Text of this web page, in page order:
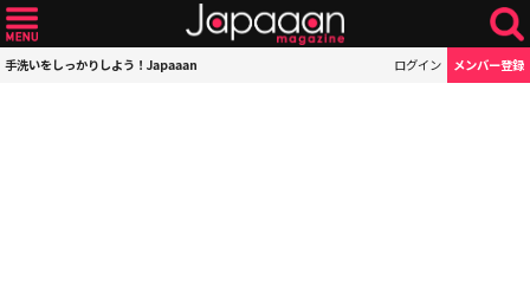
手洗いをしっかりしよう！Japaaan ログイン メンバー登録